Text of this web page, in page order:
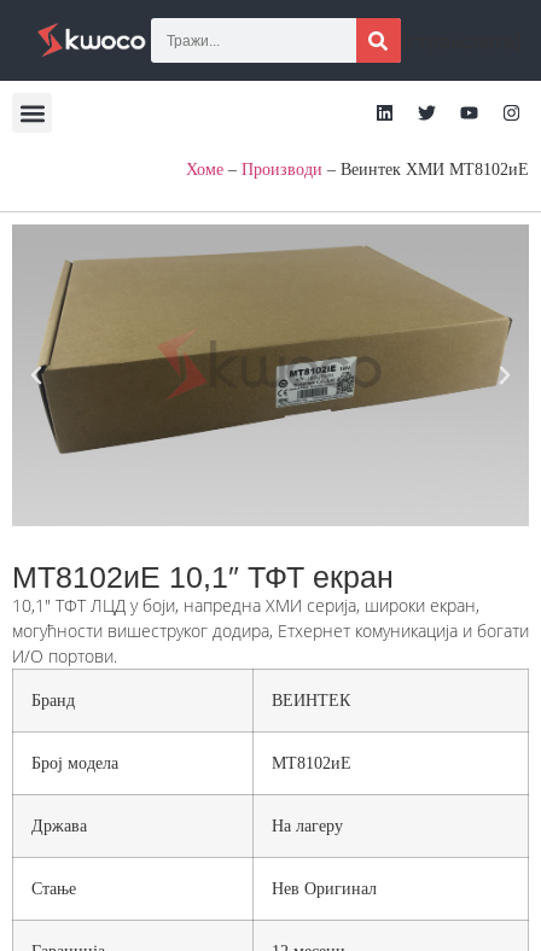
Хоме – Производи – Веинтек ХМИ МТ8102иЕ
МТ8102иЕ 10,1″ ТФТ екран
10,1″ ТФТ ЛЦД у боји, напредна ХМИ серија, широки екран,
могућности вишеструког додира, Етхернет комуникација и богати
И/О портови.
Бранд ВЕИНТЕК
Број модела МТ8102иЕ
Држава На лагеру
Стање Нев Оригинал